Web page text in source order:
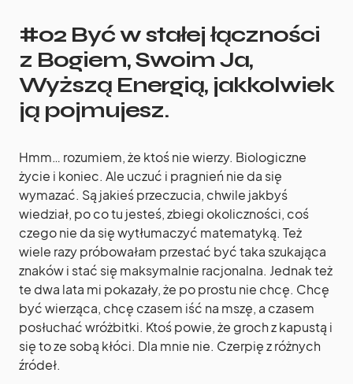
#02 Być w stałej łączności
z Bogiem, Swoim Ja,
Wyższą Energią, jakkolwiek
ją pojmujesz.
Hmm… rozumiem, że ktoś nie wierzy. Biologiczne
życie i koniec. Ale uczuć i pragnień nie da się
wymazać. Są jakieś przeczucia, chwile jakbyś
wiedział, po co tu jesteś, zbiegi okoliczności, coś
czego nie da się wytłumaczyć matematyką. Też
wiele razy próbowałam przestać być taka szukająca
znaków i stać się maksymalnie racjonalna. Jednak też
te dwa lata mi pokazały, że po prostu nie chcę. Chcę
być wierząca, chcę czasem iść na mszę, a czasem
posłuchać wróżbitki. Ktoś powie, że groch z kapustą i
się to ze sobą kłóci. Dla mnie nie. Czerpię z różnych
źródeł.